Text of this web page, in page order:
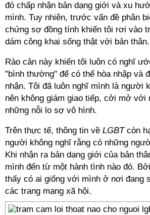
đó chấp nhận bản dạng giới và xu
mình. Tuy nhiên, trước vấn đề phân
chứng sợ đồng tính khiến tôi rơi vào
dám công khai sống thật với bản thân.
Rào cản này khiến tôi luôn có nghĩ
"bình thường" để có thể hòa nhập và
nhận. Tôi đã luôn nghĩ mình là người
nên không giám giao tiếp, cởi mở với
những nỗi lo sợ vô hình.
Trên thực tế, thông tin về LGBTcòn
người không nghĩ rằng có những
Khi nhận ra bản dạng giới của bản
mình đến từ một hành tình nào đó.
thấy có ai giống với mình ở nơi đang
các trang mạng xã hội.